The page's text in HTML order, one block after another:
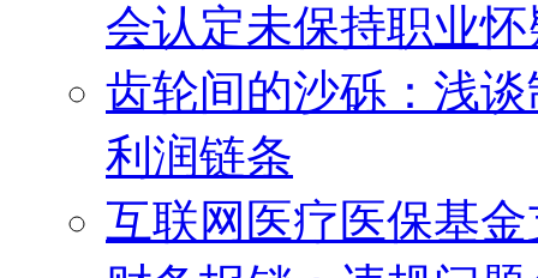
会认定未保持职业
齿轮间的沙砾：浅
利润链条
互联网医疗医保基